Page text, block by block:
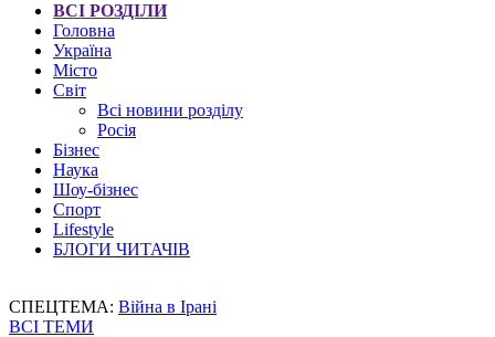
ВСІ РОЗДІЛИ
Головна
Україна
Місто
Світ
Всі новини розділу
Росія
Бізнес
Наука
Шоу-бізнес
Спорт
Lifestyle
БЛОГИ ЧИТАЧІВ
СПЕЦТЕМА: Війна в Ірані
ВСІ ТЕМИ